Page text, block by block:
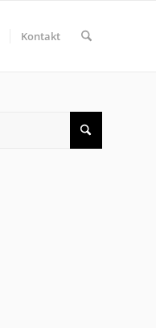
Kontakt